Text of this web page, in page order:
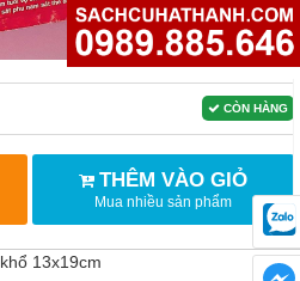
CÒN HÀNG
THÊM VÀO GIỎ
Mua nhiều sản phẩm
13x19cm